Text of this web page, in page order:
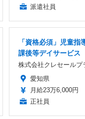
派遣社員
「資格必須」児童
課後等デイサービス
株式会社クレセールプ
愛知県
月給23万6,000円
正社員